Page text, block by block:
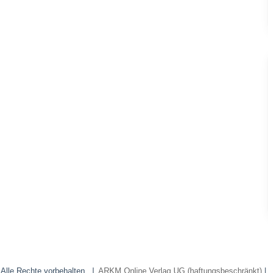
Rechte vorbehalten. | ARKM Online Verlag UG (haftungsbeschränkt)|